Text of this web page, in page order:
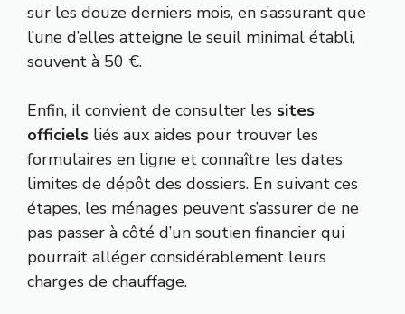
sur les douze derniers mois, en s’assurant que
l’une d’elles atteigne le seuil minimal établi,
souvent à 50 €.
Enfin, il convient de consulter les sites
officiels liés aux aides pour trouver les
formulaires en ligne et connaître les dates
limites de dépôt des dossiers. En suivant ces
étapes, les ménages peuvent s’assurer de ne
pas passer à côté d’un soutien financier qui
pourrait alléger considérablement leurs
charges de chauffage.